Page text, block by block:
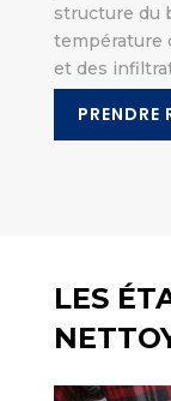
structure du
température
et des
PRENDRE
LES